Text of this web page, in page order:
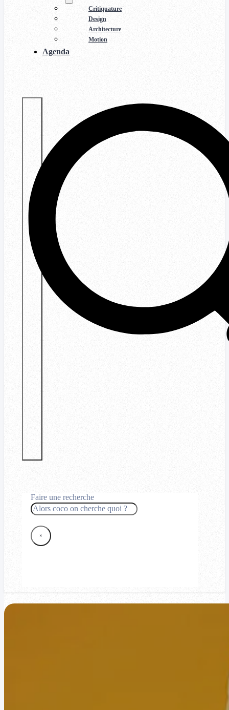
Critiquature
Design
Architecture
Motion
Agenda
Faire une recherche
Rechercher
×